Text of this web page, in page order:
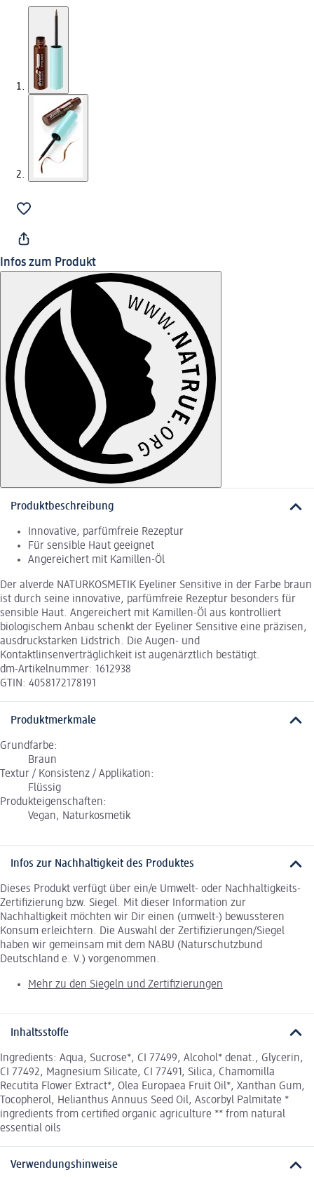
Infos zum Produkt
Produktbeschreibung
Innovative, parfümfreie Rezeptur
Für sensible Haut geeignet
Angereichert mit Kamillen-Öl
Der alverde NATURKOSMETIK Eyeliner Sensitive in der Farbe braun
ist durch seine innovative, parfümfreie Rezeptur besonders für
sensible Haut. Angereichert mit Kamillen-Öl aus kontrolliert
biologischem Anbau schenkt der Eyeliner Sensitive eine präzisen,
ausdruckstarken Lidstrich. Die Augen- und
Kontaktlinsenverträglichkeit ist augenärztlich bestätigt.
dm-Artikelnummer: 1612938
GTIN: 4058172178191
Produktmerkmale
Grundfarbe:
Braun
Textur / Konsistenz / Applikation:
Flüssig
Produkteigenschaften:
Vegan, Naturkosmetik
Infos zur Nachhaltigkeit des Produktes
Dieses Produkt verfügt über ein/e Umwelt- oder Nachhaltigkeits-
Zertifizierung bzw. Siegel. Mit dieser Information zur
Nachhaltigkeit möchten wir Dir einen (umwelt-) bewussteren
Konsum erleichtern. Die Auswahl der Zertifizierungen/Siegel
haben wir gemeinsam mit dem NABU (Naturschutzbund
Deutschland e. V.) vorgenommen.
Mehr zu den Siegeln und Zertifizierungen
Inhaltsstoffe
Ingredients: Aqua, Sucrose*, CI 77499, Alcohol* denat., Glycerin,
CI 77492, Magnesium Silicate, CI 77491, Silica, Chamomilla
Recutita Flower Extract*, Olea Europaea Fruit Oil*, Xanthan Gum,
Tocopherol, Helianthus Annuus Seed Oil, Ascorbyl Palmitate *
ingredients from certified organic agriculture ** from natural
essential oils
Verwendungshinweise